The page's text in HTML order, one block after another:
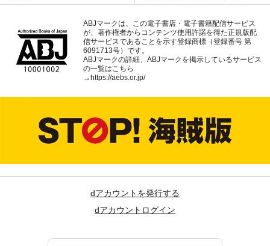
ABJマークは、この電子書店・電子書籍配信サービス
が、著作権者からコンテンツ使用許諾を得た正規版配
信サービスであることを示す登録商標（登録番号 第
6091713号）です。
ABJマークの詳細、ABJマークを掲示しているサービス
の一覧はこちら
→https://aebs.or.jp/
dアカウントを発行する
dアカウントログイン